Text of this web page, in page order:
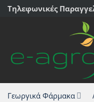
Μετάβαση
Τηλεφωνικές
Γεωργικά Φάρμακα